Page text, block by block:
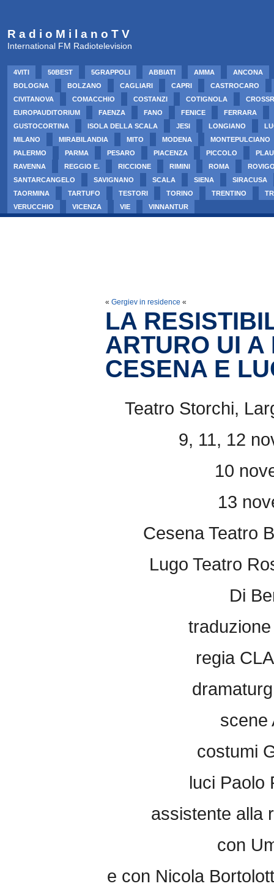
R a d i o M i l a n o T V
International FM Radiotelevision
4VITI 50BEST 5GRAPPOLI ABBIATI AMMA
ANCONA
BOLOGNA
BOLZANO CAGLIARI CAPRI
CASTROCARO
CIVITANOVA
COMACCHIO COSTANZI COTIGNOLA
EUROPAUDITORIUM
FAENZA FANO FENICE
FERRARA
GUSTOCORTINA
ISOLA DELLA SCALA JESI LONGIANO
MILANO
MIRABILANDIA MITO MODENA
MONTEPULCIANO
PALERMO
PARMA PESARO PIACENZA PICCOLO
RAVENNA
REGGIO E. RICCIONE RIMINI ROMA
SANTARCANGELO
SAVIGNANO SCALA SIENA
SIRACUSA
TAORMINA
TARTUFO TESTORI TORINO TRENTINO
VERUCCHIO
VICENZA VIE VINNANTUR
« Gergiev in residence «
LA
ARTURO UI A
CESENA E
Teatro Storchi,
9, 11, 12
10
13
Cesena Teatro
Lugo Teatro
Di
regia
scene
costumi
luci Paolo
assistente alla
con
e con Nicola